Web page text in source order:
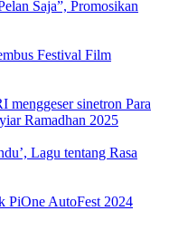
Saja”, Promosikan
Festival Film
sinetron Para
Ramadhan 2025
Lagu tentang Rasa
PiOne AutoFest 2024